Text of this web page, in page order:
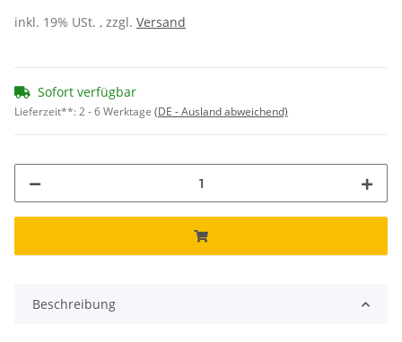
inkl. 19% USt. , zzgl. Versand
Sofort verfügbar
Lieferzeit**:2 - 6 Werktage (DE - Ausland abweichend)
Beschreibung